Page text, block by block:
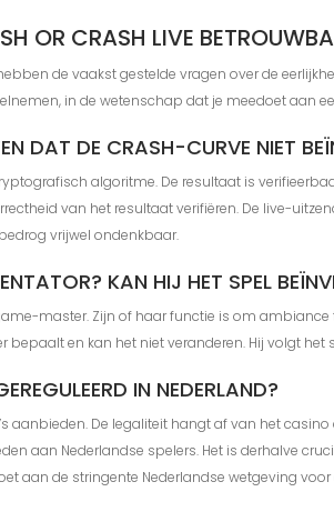
OR CRASH LIVE
de vaakst gestelde vragen over de
in de wetenschap dat je meedoet aan
DAT DE CRASH-CURVE NIET
algoritme. De resultaat is
van het resultaat verifiëren. De live-
vrijwel ondenkbaar.
KAN HIJ HET SPEL
master. Zijn of haar functie is om
en kan het niet veranderen. Hij volgt
IN NEDERLAND?
aanbieden. De legaliteit hangt af van het
aan Nederlandse spelers. Het is derhalve
aan de stringente Nederlandse wetgeving